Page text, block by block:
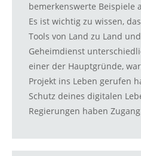
bemerkenswerte Beispiele
Es ist wichtig zu wissen,
Tools von Land zu Land
Geheimdienst
einer der Hauptgründe,
Projekt ins Leben gerufen
Schutz deines digitalen
Regierungen haben